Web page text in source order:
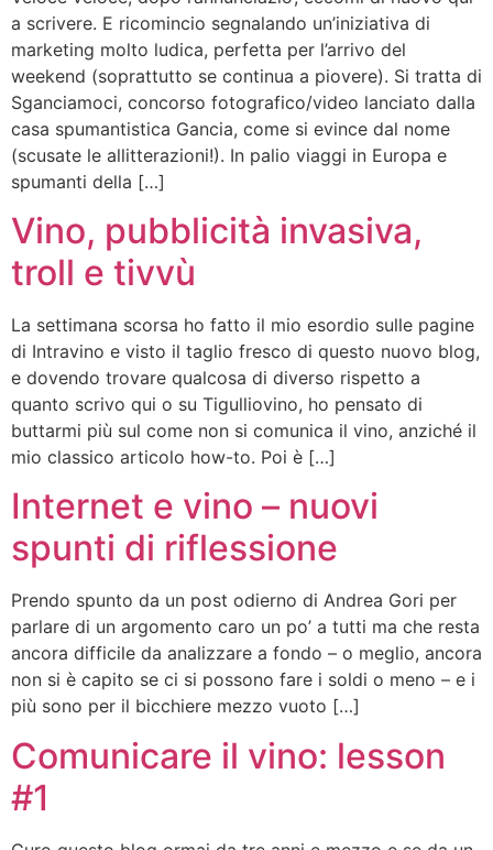
a scrivere. E ricomincio segnalando un’iniziativa di
marketing molto ludica, perfetta per l’arrivo del
weekend (soprattutto se continua a piovere). Si tratta di
Sganciamoci, concorso fotografico/video lanciato dalla
casa spumantistica Gancia, come si evince dal nome
(scusate le allitterazioni!). In palio viaggi in Europa e
spumanti della […]
Vino, pubblicità invasiva,
troll e tivvù
La settimana scorsa ho fatto il mio esordio sulle pagine
di Intravino e visto il taglio fresco di questo nuovo blog,
e dovendo trovare qualcosa di diverso rispetto a
quanto scrivo qui o su Tigulliovino, ho pensato di
buttarmi più sul come non si comunica il vino, anziché il
mio classico articolo how-to. Poi è […]
Internet e vino – nuovi
spunti di riflessione
Prendo spunto da un post odierno di Andrea Gori per
parlare di un argomento caro un po’ a tutti ma che resta
ancora difficile da analizzare a fondo – o meglio, ancora
non si è capito se ci si possono fare i soldi o meno – e i
più sono per il bicchiere mezzo vuoto […]
Comunicare il vino: lesson
#1